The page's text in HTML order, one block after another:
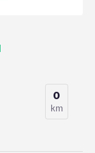
0
km